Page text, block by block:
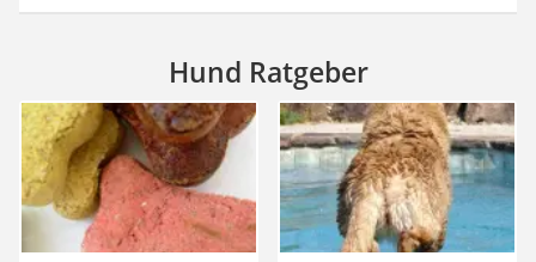
Hund Ratgeber